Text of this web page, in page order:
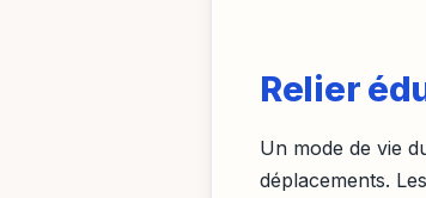
Relier
Un mode de vie
déplacements.